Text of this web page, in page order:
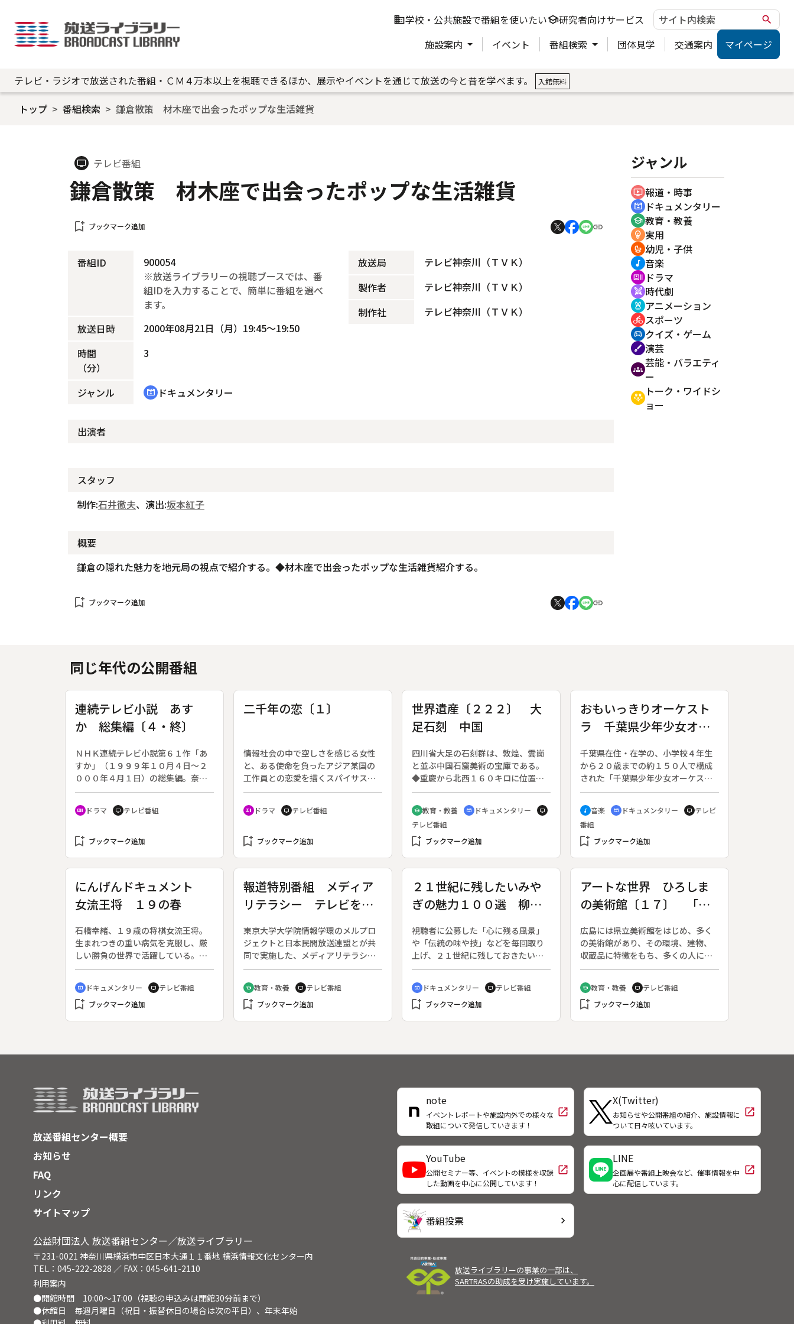
business学校・公共施設で番組を使いたいschool研究者向けサービス search
施設案内 イベント 番組検索 団体見学 交通案内 マイページ
テレビ・ラジオで放送された番組・ＣＭ４万本以上を視聴できるほか、展示やイベントを通じて放送の今と昔を学べます。 入館無料
トップ 番組検索 鎌倉散策 材木座で出会ったポップな生活雑貨
tv テレビ番組
鎌倉散策 材木座で出会ったポップな生活雑貨
bookmark_add ブックマーク追加
番組ID
900054
※放送ライブラリーの視聴ブースでは、番
組IDを入力することで、簡単に番組を選べ
ます。
放送日時
2000年08月21日（月）19:45～19:50
時間
（分）
3
ジャンル cinematic_blur ドキュメンタリー
放送局
テレビ神奈川（ＴＶＫ）
製作者
テレビ神奈川（ＴＶＫ）
制作社
テレビ神奈川（ＴＶＫ）
出演者
スタッフ
制作:石井徹夫、演出:坂本紅子
概要
鎌倉の隠れた魅力を地元局の視点で紹介する。◆材木座で出会ったポップな生活雑貨紹介する。
bookmark_add ブックマーク追加
ジャンル
ondemand_video 報道・時事
cinematic_blur ドキュメンタリー
school 教育・教養
emoji_objects 実用
crib 幼児・子供
music_note 音楽
recent_actors ドラマ
swords 時代劇
cruelty_free アニメーション
directions_bike スポーツ
sports_esports クイズ・ゲーム
brush 演芸
groups 芸能・バラエティ
ー
adaptive_audio_mic トーク・ワイドシ
ョー
同じ年代の公開番組
連続テレビ小説 あす
か 総集編〔４・終〕
ＮＨＫ連続テレビ小説第６１作「あ
すか」（１９９９年１０月４日～２
０００年４月１日）の総集編。奈良
に生まれ育ち、京都で和菓子職人と
なる主人公・あすかの夢と希望に満
ちた半生を綴る。作：鈴木聡。（全
年。京都の老舗の和菓子店・扇屋一
すかのもとに、従姉の舞（佐藤仁
美）や徹次（井之上チャル）ら、懐
かしい顔ぶれが集まった。店の再建
を願うあすかは、扇屋一心堂の店舗
を狙う新興の和菓子店・新月の職人
との和菓子勝負にすべてをかける。
recent_actors ドラマ tv テレビ番組
bookmark_add ブックマーク追加
二千年の恋〔１〕
情報社会の中で空しさを感じる女性
と、ある使命を負ったアジア某国の
工作員との恋愛を描くスパイサスペ
ンス。脚本：藤本有紀。（２０００
年１月１０日～３月２０日放送、全
１１回）◆第１回。クリスマスイブ
イが日本に侵入しようと試みてい
武）は苦しまぬよう殺して逃走す
る。仲間に合流した兄は外務省に勤
める「野上」という男になりすま
す。２０００年を間近に控えた大晦
日の夜、システムエンジニアの真代
理得（中山美穂）は、コンピュータ
が誤作動するかもしれない「２００
得意先の外務省からの呼び出しで野
上を訪ねると、野上は理得の持つ外
務省のシステム用のＩＤとパスワー
recent_actors ドラマ tv テレビ番組
bookmark_add ブックマーク追加
世界遺産〔２２２〕 大
足石刻 中国
四川省大足の石刻群は、敦煌、雲崗
と並ぶ中国石窟美術の宝庫である。
◆重慶から北西１６０キロに位置す
る大足の山中には、唐代から南宋ま
での数百年間にわたり刻まれた、５
万体を超える石仏が残されている。
巨大な釈迦涅槃図や黄金色に輝く千
手千眼観音像など、インドからシル
王朝・元に倒されて、営々と続けら
れた石窟芸術は、未完のまま終止符
を打つことになった。◆大足石刻
school 教育・教養 cinematic_blur ドキュメンタリー tv
テレビ番組
bookmark_add ブックマーク追加
おもいっきりオーケスト
ラ 千葉県少年少女オー
特別演奏会
千葉県在住・在学の、小学校４年生
から２０歳までの約１５０人で構成
された「千葉県少年少女オーケスト
ラ」。その結成５周年を記念して行
われたコンサートの模様をハイライ
トで紹介する。また、コンサートマ
スターをつとめる大学生が、各パー
トの練習風景などを取材し、団員た
music_note 音楽 cinematic_blur ドキュメンタリー tv テレビ
番組
bookmark_add ブックマーク追加
にんげんドキュメント
女流王将 １９の春
石橋幸緒、１９歳の将棋女流王将。
生まれつきの重い病気を克服し、厳
しい勝負の世界で活躍している。さ
わやかに生きる女流プロ棋士の素顔
を描く。
cinematic_blur ドキュメンタリー tv テレビ番組
bookmark_add ブックマーク追加
報道特別番組 メディア
リテラシー テレビを知
東京大学大学院情報学環のメルプロ
ジェクトと日本民間放送連盟とが共
同で実施した、メディアリテラシー
プロジェクトの一つ。◆まずテレビ
番組制作の過程を紹介し、同じ映像
でも編集や音楽のつけ方によって異
なった印象になるという例を紹介。
介する◆ゲストはメディアリテラシ
school 教育・教養 tv テレビ番組
bookmark_add ブックマーク追加
２１世紀に残したいみや
ぎの魅力１００選 柳青
視聴者に公募した「心に残る風景」
や「伝統の味や技」などを毎回取り
上げ、２１世紀に残しておきたい
「みやぎのとっておき」を紹介す
る。◆今回は歌枕にもよく使われた
緒絶橋を紹介する。
cinematic_blur ドキュメンタリー tv テレビ番組
bookmark_add ブックマーク追加
アートな世界 ひろしま
の美術館〔１７〕 「伊
広島には県立美術館をはじめ、多く
の美術館があり、その環境、建物、
収蔵品に特徴をもち、多くの人に親
しまれている。番組では県内１３の
美術館から、それぞれ２点の収蔵品
（絵画、彫刻、書、陶磁器等）を推
薦してもらい、美術館の環境、建物
school 教育・教養 tv テレビ番組
bookmark_add ブックマーク追加
放送番組センター概要
お知らせ
FAQ
リンク
サイトマップ
公益財団法人 放送番組センター／放送ライブラリー
〒231-0021 神奈川県横浜市中区日本大通１１番地 横浜情報文化センター内
TEL：045-222-2828 ／ FAX：045-641-2110
利用案内
●開館時間 10:00～17:00（視聴の申込みは閉館30分前まで）
●休館日 毎週月曜日（祝日・振替休日の場合は次の平日）、年末年始
note
イベントレポートや施設内外での様々な
取組について発信していきます！
open_in_new
X(Twitter)
お知らせや公開番組の紹介、施設情報に
ついて日々呟いています。
open_in_new
YouTube
公開セミナー等、イベントの模様を収録
した動画を中心に公開しています！
open_in_new
LINE
企画展や番組上映会など、催事情報を中
心に配信しています。
open_in_new
番組投票 chevron_right
放送ライブラリーの事業の一部は、
SARTRASの助成を受け実施しています。